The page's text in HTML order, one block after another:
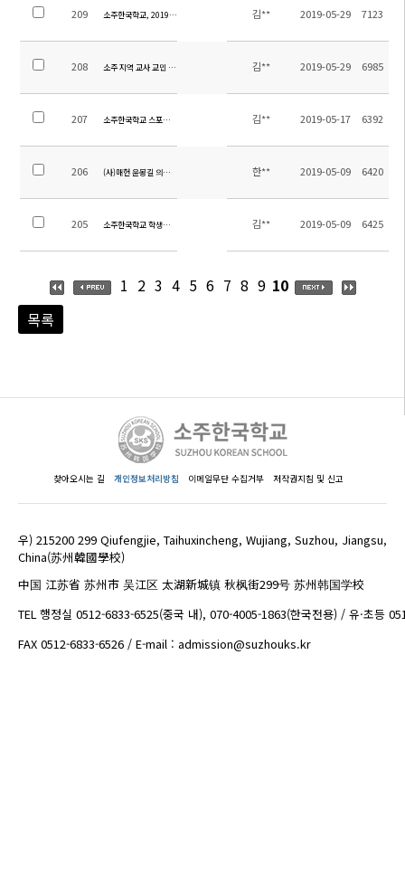
209 소주한국학교, 2019년 청소년 통일 축제를 빛내다!
김** 2019-05-29 7123
208 소주 지역 교사 교민 대상 재외교육 설명회 개최김** 2019-05-29 6985
207 소주한국학교 스포츠 교류를 통해 유관기관과의 협력 강화
김** 2019-05-17 6392
206 (사)매헌 윤봉길 의사 기념 사업회 주관 한국학생 한글 백일장 수상자 시상식
한** 2019-05-09 6420
205 소주한국학교 학생회 임원 수련회 김** 2019-05-09 6425
1 2 3 4 5 6 7 8 9 10
목록
찾아오시는 길 개인정보처리방침 이메일무단 수집거부 저작권지침 및 신고
우) 215200 299 Qiufengjie, Taihuxincheng, Wujiang, Suzhou, Jiangsu,
China(苏州韓國學校)
中国 江苏省 苏州市 吴江区 太湖新城镇 秋枫街299号 苏州韩国学校
TEL 행정실 0512-6833-6525(중국 내), 070-4005-1863(한국전용) / 유·초등
FAX 0512-6833-6526 / E-mail : admission@suzhouks.kr